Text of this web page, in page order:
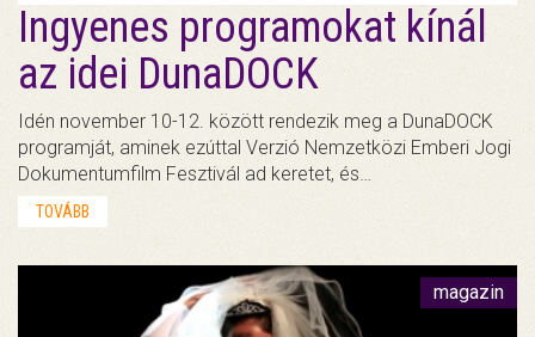
Ingyenes programokat kínál
az idei DunaDOCK
Idén november 10-12. között rendezik meg a DunaDOCK
programját, aminek ezúttal Verzió Nemzetközi Emberi Jogi
Dokumentumfilm Fesztivál ad keretet, és…
TOVÁBB
magazin